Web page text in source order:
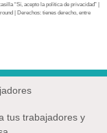
“Sí, acepto la política de privacidad” |
| Derechos: tienes derecho, entre
tus trabajadores y